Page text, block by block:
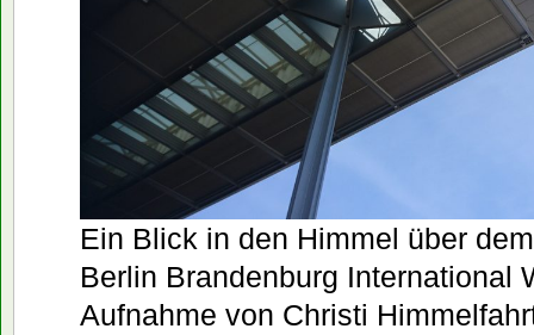
Ein Blick in den Himmel über
Berlin Brandenburg International
Aufnahme von Christi